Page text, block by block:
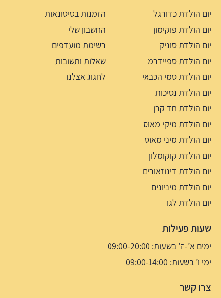
יום הולדת כדורגל
יום הולדת פוקימון
יום הולדת סוניק
יום הולדת ספיידרמן
יום הולדת סמי הכבאי
יום הולדת נסיכות
יום הולדת חד קרן
יום הולדת מיקי מאוס
יום הולדת מיני מאוס
יום הולדת קוקומלון
יום הולדת דינוזאורים
יום הולדת מיניונים
יום הולדת לגו
הזמנות בסיטונאות
החשבון שלי
רשימת מועדפים
שאלות ותשובות
לחגוג אצלנו
שעות פעילות
ימים א’-ה’ בשעות: 09:00-20:00
ימי ו’ בשעות: 09:00-14:00
צרו קשר